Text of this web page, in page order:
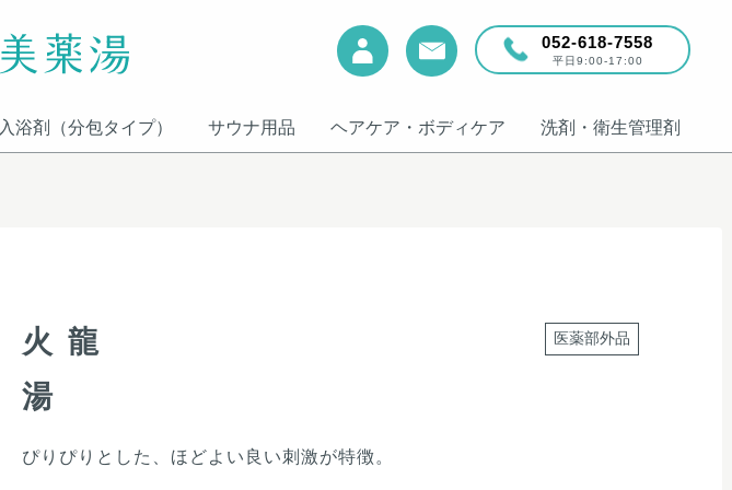
052-618-7558
平日9:00-17:00
入浴剤（分包タイプ） サウナ用品 ヘアケア・ボディケア 洗剤・衛生管理剤
火龍
湯
医薬部外品
ぴりぴりとした、ほどよい良い刺激が特徴。